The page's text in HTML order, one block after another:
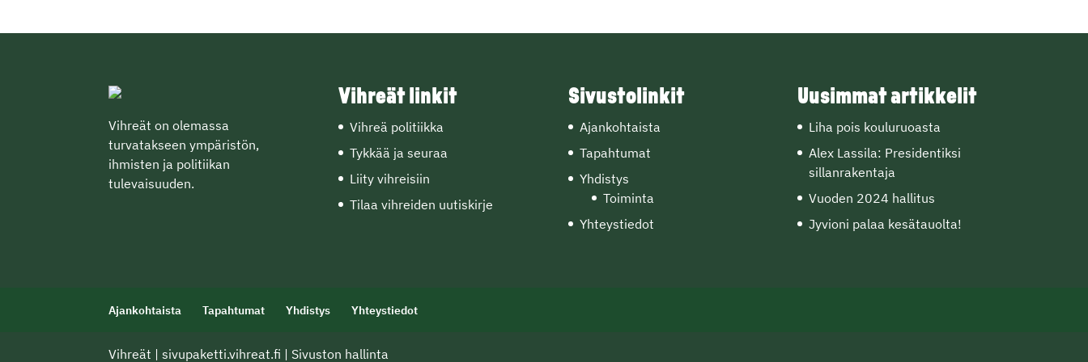
Vihreät on olemassa
turvatakseen ympäristön,
ihmisten ja politiikan
tulevaisuuden.
Vihreät linkit
Vihreä politiikka
Tykkää ja seuraa
Liity vihreisiin
Tilaa vihreiden uutiskirje
Sivustolinkit
Ajankohtaista
Tapahtumat
Yhdistys
Toiminta
Yhteystiedot
Uusimmat artikkelit
Liha pois kouluruoasta
Alex Lassila: Presidentiksi
sillanrakentaja
Vuoden 2024 hallitus
Jyvioni palaa kesätauolta!
Ajankohtaista Tapahtumat Yhdistys Yhteystiedot
Vihreät |sivupaketti.vihreat.fi | Sivuston hallinta